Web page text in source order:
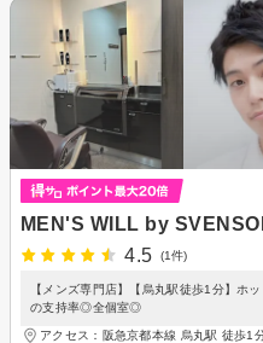
MEN'S WILL by
4.5
(1件)
【メンズ専門店】【烏丸駅徒歩1分】
の支持率◎全個室◎
アクセス：阪急京都本線 烏丸駅 徒歩1